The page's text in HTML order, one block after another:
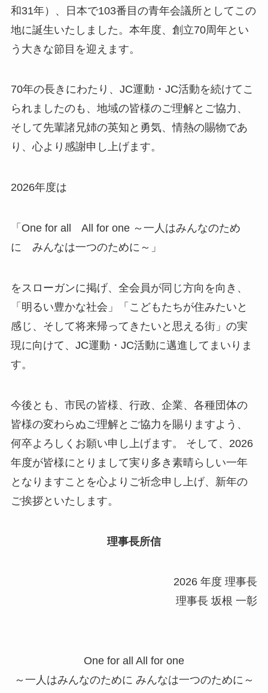
和31年）、日本で103番目の青年会議所としてこの
地に誕生いたしました。本年度、創立70周年とい
う大きな節目を迎えます。
70年の長きにわたり、JC運動・JC活動を続けてこ
られましたのも、地域の皆様のご理解とご協力、
そして先輩諸兄姉の英知と勇気、情熱の賜物であ
り、心より感謝申し上げます。
2026年度は
「One for all All for one ～一人はみんなのため
に みんなは一つのために～」
をスローガンに掲げ、全会員が同じ方向を向き、
「明るい豊かな社会」「こどもたちが住みたいと
感じ、そして将来帰ってきたいと思える街」の実
現に向けて、JC運動・JC活動に邁進してまいりま
す。
今後とも、市民の皆様、行政、企業、各種団体の
皆様の変わらぬご理解とご協力を賜りますよう、
何卒よろしくお願い申し上げます。 そして、2026
年度が皆様にとりまして実り多き素晴らしい一年
となりますことを心よりご祈念申し上げ、新年の
ご挨拶といたします。
理事長所信
2026 年度 理事長
理事長 坂根 一彰
One for all All for one
～一人はみんなのために みんなは一つのために～